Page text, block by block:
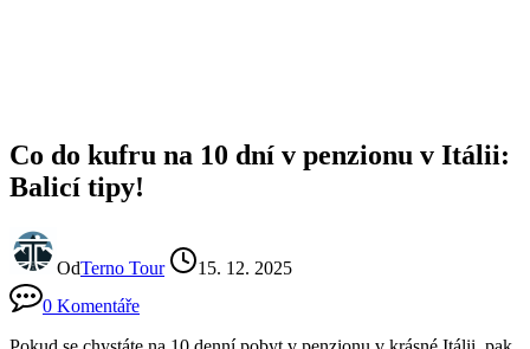
Co do kufru na 10 dní v penzionu v Itálii:
Balicí tipy!
OdTerno Tour
15. 12. 2025
0 Komentáře